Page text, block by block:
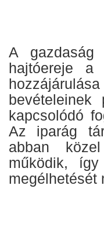
A gazdaság
hajtóereje a
kapcsolódó
Az iparág
abban
működik,
megélhetését